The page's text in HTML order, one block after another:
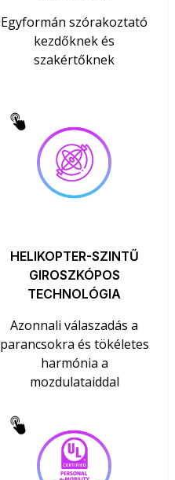
Egyformán szórakoztató
kezdőknek és
szakértőknek
HELIKOPTER-SZINTŰ
GIROSZKÓPOS
TECHNOLÓGIA
Azonnali válaszadás a
parancsokra és tökéletes
harmónia a
mozdulataiddal